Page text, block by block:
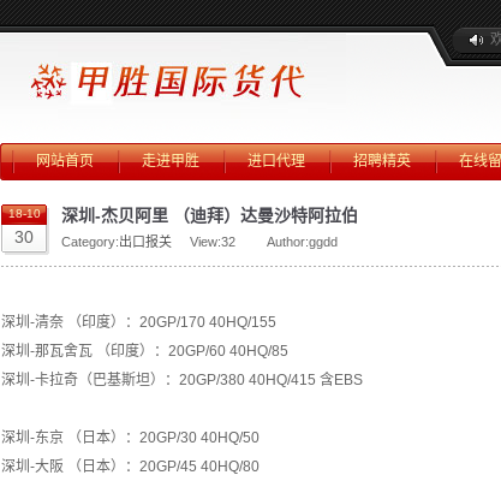
网站首页 走进甲胜 进口代理 招聘精英 在线
18-10
30
深圳-杰贝阿里 （迪拜）达曼沙特阿拉伯
Category:出口报关 View:32 Author:ggdd
深圳-清奈 （印度）：20GP/170 40HQ/155
深圳-那瓦舍瓦 （印度）：20GP/60 40HQ/85
深圳-卡拉奇（巴基斯坦）：20GP/380 40HQ/415 含EBS
深圳-东京 （日本）：20GP/30 40HQ/50
深圳-大阪 （日本）：20GP/45 40HQ/80